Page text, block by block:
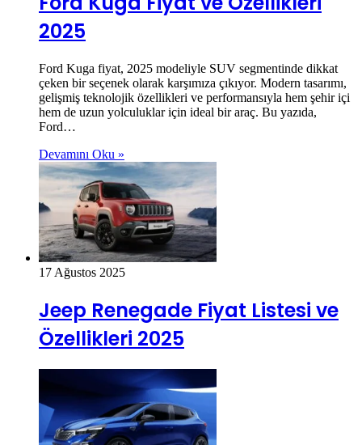
2025
Ford Kuga fiyat, 2025 modeliyle SUV segmentinde dikkat
çeken bir seçenek olarak karşımıza çıkıyor. Modern tasarımı,
gelişmiş teknolojik özellikleri ve performansıyla hem şehir içi
hem de uzun yolculuklar için ideal bir araç. Bu yazıda,
Ford…
Devamını Oku »
17 Ağustos 2025
Jeep Renegade Fiyat Listesi ve
Özellikleri 2025